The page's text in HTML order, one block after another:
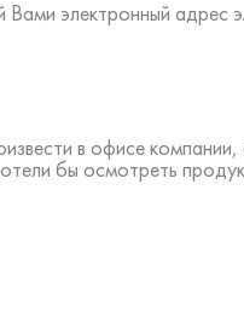
Вами электронный
в офисе
бы осмотреть